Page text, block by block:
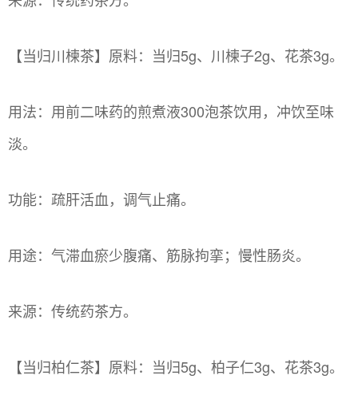
【当归川楝茶】原料：当归5g、川楝子2g、花茶3g。
用法：用前二味药的煎煮液300泡茶饮用，冲饮至味
淡。
功能：疏肝活血，调气止痛。
用途：气滞血瘀少腹痛、筋脉拘挛；慢性肠炎。
来源：传统药茶方。
【当归柏仁茶】原料：当归5g、柏子仁3g、花茶3g。